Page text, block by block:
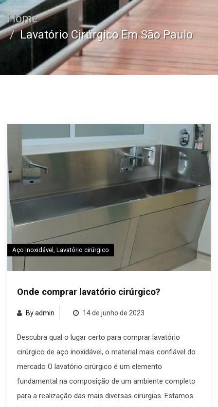
Home
Lavatório Cirúrgico Em São Paulo
Aço Inoxidável Lavatório cirúrgico
Onde comprar lavatório cirúrgico?
By admin 14 de junho de 2023
Descubra qual o lugar certo para comprar lavatório
cirúrgico de aço inoxidável, o material mais confiável do
mercado O lavatório cirúrgico é um elemento
fundamental na composição de um ambiente completo
para a realização das mais diversas cirurgias. Estamos